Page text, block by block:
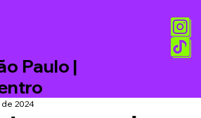
Paulo |
2024